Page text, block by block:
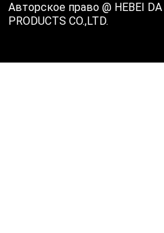
Авторское право @ HEBEI DA
PRODUCTS CO.,LTD.